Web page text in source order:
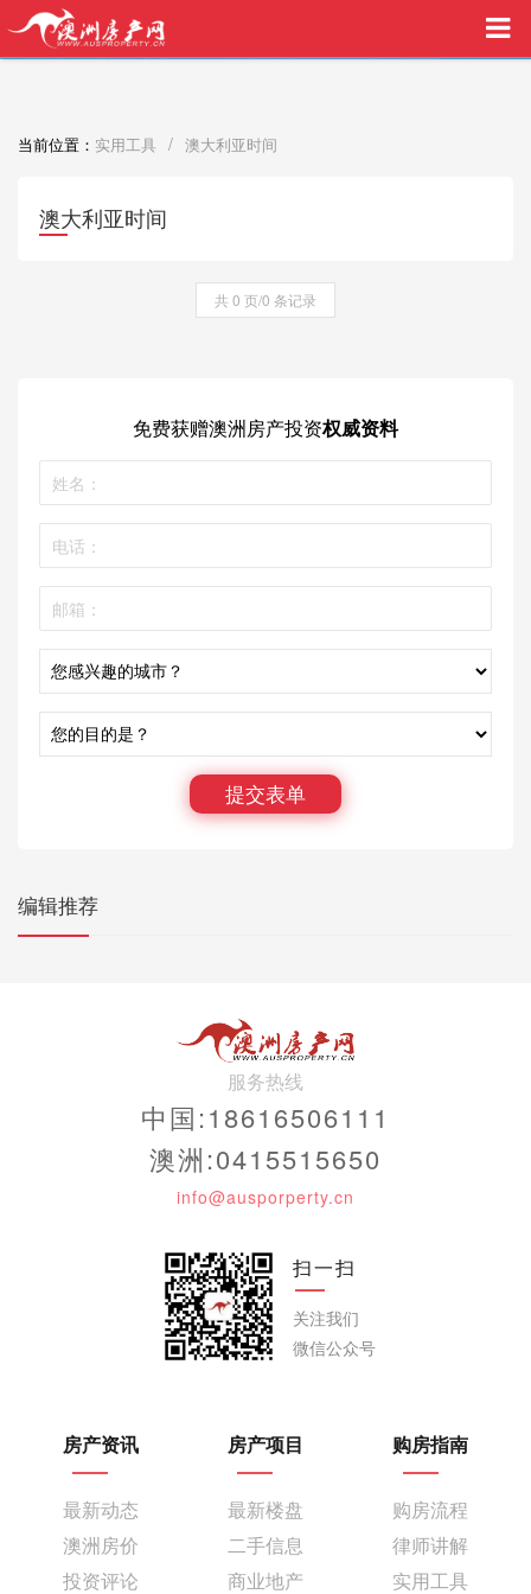
买家中介VIP服务，助您安心购房
当前位置： 实用工具 / 澳大利亚时间
澳大利亚时间
共 0 页/0 条记录
免费获赠澳洲房产投资权威资料
提交表单
编辑推荐
服务热线
中国:18616506111
澳洲:0415515650
info@ausporperty.cn
扫一扫
关注我们
微信公众号
房产资讯
最新动态
澳洲房价
投资评论
房产项目
最新楼盘
二手信息
商业地产
购房指南
购房流程
律师讲解
实用工具